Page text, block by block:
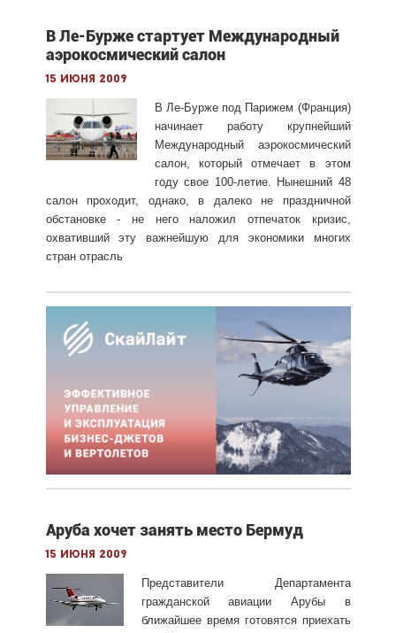
В Ле-Бурже стартует Международный
аэрокосмический салон
15 июня 2009
В Ле-Бурже под Парижем (Франция)
начинает работу крупнейший
Международный аэрокосмический
салон, который отмечает в этом
году свое 100-летие. Нынешний 48
салон проходит, однако, в далеко не праздничной
обстановке - не него наложил отпечаток кризис,
охвативший эту важнейшую для экономики многих
стран отрасль
Аруба хочет занять место Бермуд
15 июня 2009
Представители Департамента
гражданской авиации Арубы в
ближайшее время готовятся приехать